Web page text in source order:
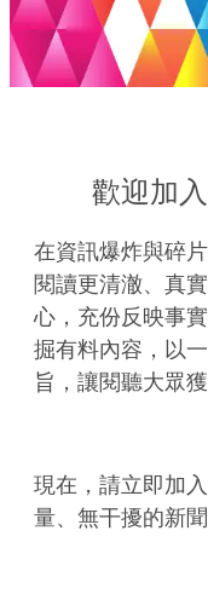
歡迎加
在資訊爆炸與碎
閱讀更清澈、真
心，充份反映事
掘有料內容，以
旨，讓閱聽大眾
現在，請立即加
量、無干擾的新聞